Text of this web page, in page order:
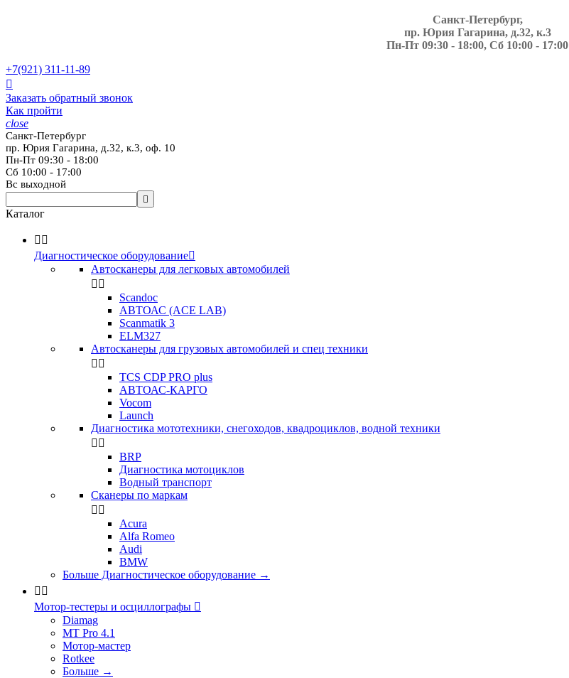
Санкт-Петербург,
пр. Юрия Гагарина, д.32, к.3
Пн-Пт 09:30 - 18:00, Сб 10:00 - 17:00
+7(921) 311-11-89

Заказать обратный звонок
Как пройти
close
Санкт-Петербург
пр. Юрия Гагарина, д.32, к.3, оф. 10
Пн-Пт 09:30 - 18:00
Сб 10:00 - 17:00
Вс выходной

Каталог
 
Диагностическое оборудование
Автосканеры для легковых автомобилей
 
Scandoc
АВТОАС (ACE LAB)
Scanmatik 3
ELM327
Автосканеры для грузовых автомобилей и спец техники
 
TCS CDP PRO plus
АВТОАС-КАРГО
Vocom
Launch
Диагностика мототехники, снегоходов, квадроциклов, водной техники
 
BRP
Диагностика мотоциклов
Водный транспорт
Сканеры по маркам
 
Acura
Alfa Romeo
Audi
BMW
Больше Диагностическое оборудование →
 
Мотор-тестеры и осциллографы 
Diamag
MT Pro 4.1
Мотор-мастер
Rotkee
Больше →